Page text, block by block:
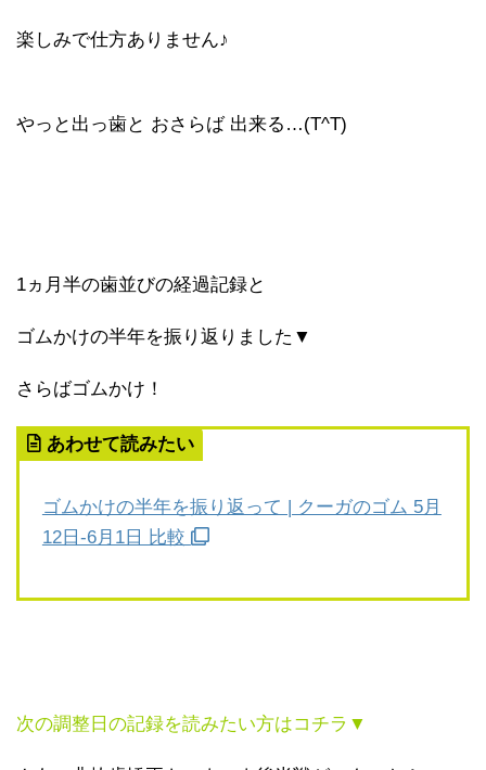
楽しみで仕方ありません♪
やっと出っ歯と おさらば 出来る…(T^T)
1ヵ月半の歯並びの経過記録と
ゴムかけの半年を振り返りました▼
さらばゴムかけ！
あわせて読みたい
ゴムかけの半年を振り返って | クーガのゴム 5月
12日-6月1日 比較
次の調整日の記録を読みたい方はコチラ▼